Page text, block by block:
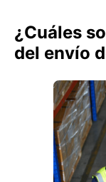
¿Cuáles
del envío